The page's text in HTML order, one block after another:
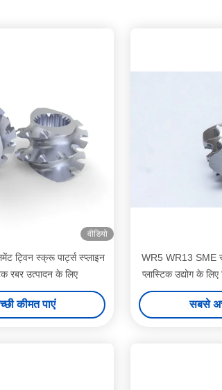
वीडियो
ट्विन स्क्रू पार्ट्स स्प्लाइन
रबर उत्पादन के लिए
कीमत पाएं
WR5 WR13 SME
प्लास्टिक उद्योग के
सबसे